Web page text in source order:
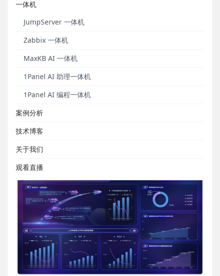
一体机
JumpServer 一体机
Zabbix 一体机
MaxKB AI 一体机
1Panel AI 助理一体机
1Panel AI 编程一体机
案例分析
技术博客
关于我们
观看直播
次推出至今，“双十一”已经成为中国乃至全球最大的购
台。随着人们消费水平的提升以及电子商务的普及，
线上销售模式也逐渐呈现多元化的发展态势。本期我
一”购物季的运营数据，了解主要电商平台的增长趋
势、电商业态的发展以及市场变化。
数据分析
以下是使用DataEase开源BI工具
年销售数据趋势分析仪表板：